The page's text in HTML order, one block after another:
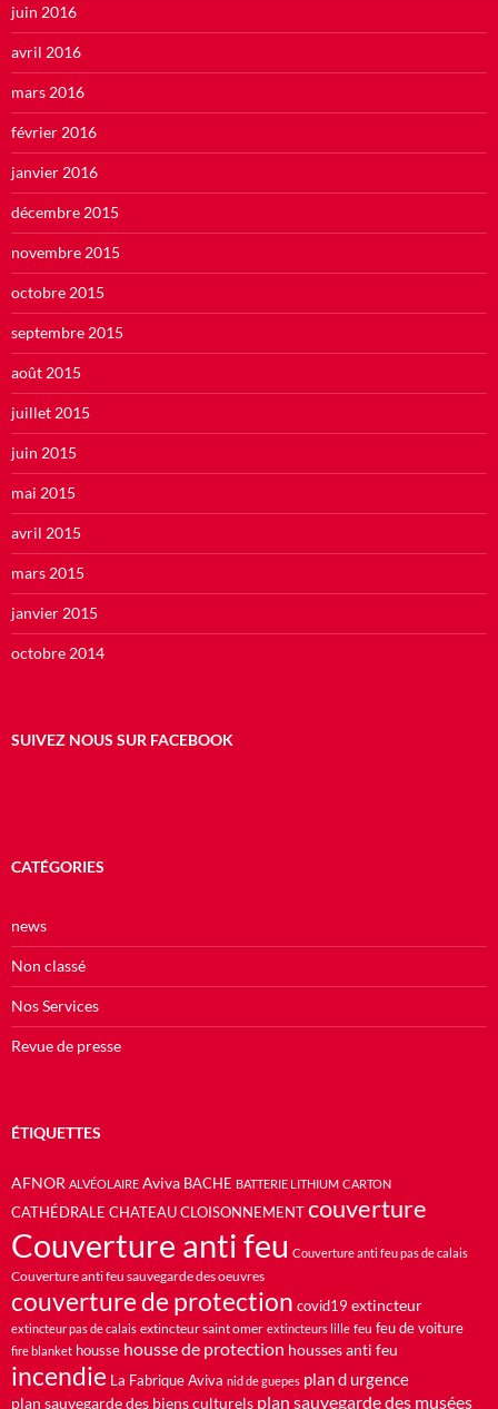
juin 2016
avril 2016
mars 2016
février 2016
janvier 2016
décembre 2015
novembre 2015
octobre 2015
septembre 2015
août 2015
juillet 2015
juin 2015
mai 2015
avril 2015
mars 2015
janvier 2015
octobre 2014
SUIVEZ NOUS SUR FACEBOOK
CATÉGORIES
news
Non classé
Nos Services
Revue de presse
ÉTIQUETTES
AFNOR ALVÉOLAIRE Aviva BACHE BATTERIE LITHIUM CARTON
CATHÉDRALE CHATEAU CLOISONNEMENT couverture
Couverture anti feu Couverture anti feu pas de calais
Couverture anti feu sauvegarde des oeuvres
couverture de protection covid19 extincteur
extincteur pas de calais extincteur saint omer extincteurs lille feu feu de voiture
fire blanket housse housse de protection housses anti feu
incendie La Fabrique Aviva nid de guepes plan d urgence
plan sauvegarde des biens culturels plan sauvegarde des musées